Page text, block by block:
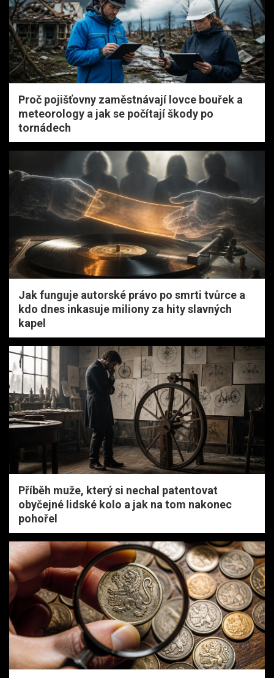
Proč pojišťovny zaměstnávají lovce bouřek a
meteorology a jak se počítají škody po
tornádech
Jak funguje autorské právo po smrti tvůrce a
kdo dnes inkasuje miliony za hity slavných
kapel
Příběh muže, který si nechal patentovat
obyčejné lidské kolo a jak na tom nakonec
pohořel